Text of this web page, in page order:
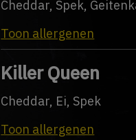
Cheddar, Spek,
Toon allergenen
Killer Queen
Cheddar, Ei, Spek
Toon allergenen